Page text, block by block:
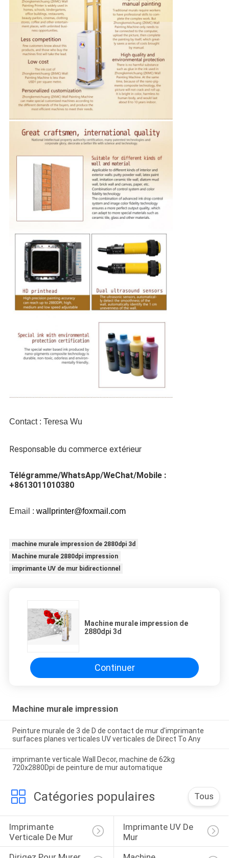
Contact : Teresa Wu
Responsable du commerce extérieur
Télégramme/WhatsApp/WeChat/Mobile :
+8613011010380
Email : wallprinter@foxmail.com
machine murale impression de 2880dpi 3d
Machine murale 2880dpi impression
imprimante UV de mur bidirectionnel
Machine murale impression de
2880dpi 3d
Continuer
Machine murale impression
Peinture murale de 3 de D de contact de mur d'imprimante
surfaces planes verticales UV verticales de Direct To Any
imprimante verticale Wall Decor, machine de 62kg
720x2880Dpi de peinture de mur automatique
Catégories populaires Tous
Imprimante
Verticale De Mur
Imprimante UV De
Mur